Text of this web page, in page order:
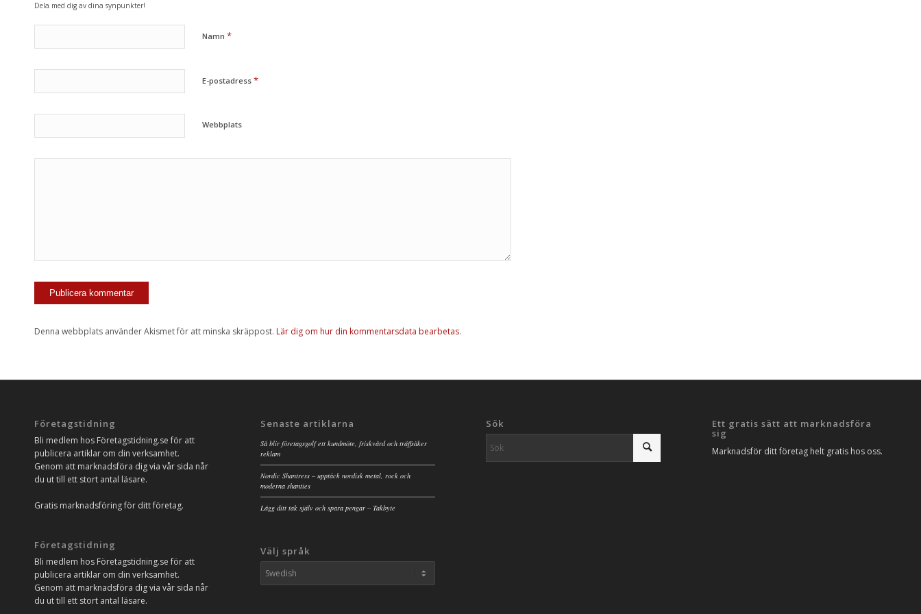
Dela med dig av dina synpunkter!
Namn *
E-postadress *
Webbplats
Denna webbplats använder Akismet för att minska skräppost. Lär dig om hur din kommentarsdata bearbetas.
Företagstidning
Bli medlem hos Företagstidning.se för att
publicera artiklar om din verksamhet.
Genom att marknadsföra dig via vår sida når
du ut till ett stort antal läsare.
Gratis marknadsföring för ditt företag.
Företagstidning
Bli medlem hos Företagstidning.se för att
publicera artiklar om din verksamhet.
Genom att marknadsföra dig via vår sida når
du ut till ett stort antal läsare.
Senaste artiklarna
Så blir företagsgolf ett kundmöte, friskvård och träffsäker
reklam
Nordic Shantress – upptäck nordisk metal, rock och
moderna shanties
Lägg ditt tak själv och spara pengar – Takbyte
Välj språk
Sök Ett gratis sätt att marknadsföra
sig
Marknadsför ditt företag helt gratis hos oss.